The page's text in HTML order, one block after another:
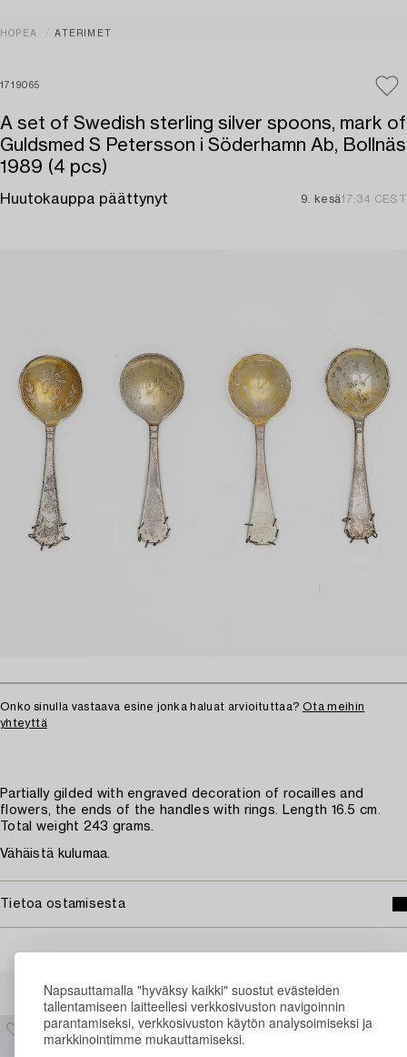
Napsauttamalla "hyväksy kaikki" suostut evästeiden
tallentamiseen laitteellesi verkkosivuston navigoinnin
parantamiseksi, verkkosivuston käytön analysoimiseksi ja
markkinointimme mukauttamiseksi.
HOPEA ATERIMET
1719065
A set of Swedish sterling silver spoons, mark of
Guldsmed S Petersson i Söderhamn Ab, Bollnäs
1989 (4 pcs)
Huutokauppa päättynyt 9. kesä17:34 CEST
Onko sinulla vastaava esine jonka haluat arvioituttaa? Ota meihin
yhteyttä
Partially gilded with engraved decoration of rocailles and
flowers, the ends of the handles with rings. Length 16.5 cm.
Total weight 243 grams.
Vähäistä kulumaa.
Tietoa ostamisesta
Muiden katsomia kohteita